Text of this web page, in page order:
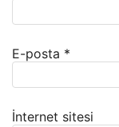
E-posta *
İnternet sitesi